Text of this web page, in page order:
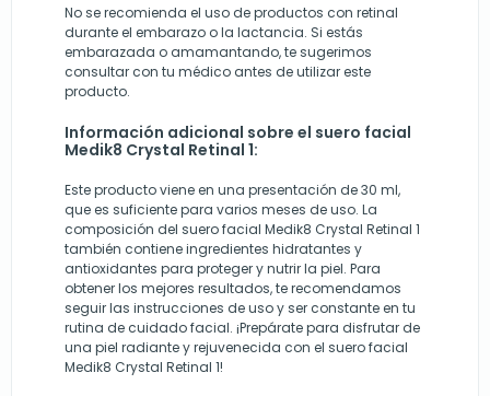
No se recomienda el uso de productos con retinal
durante el embarazo o la lactancia. Si estás
embarazada o amamantando, te sugerimos
consultar con tu médico antes de utilizar este
producto.
Información adicional sobre el suero facial
Medik8 Crystal Retinal 1:
Este producto viene en una presentación de 30 ml,
que es suficiente para varios meses de uso. La
composición del suero facial Medik8 Crystal Retinal 1
también contiene ingredientes hidratantes y
antioxidantes para proteger y nutrir la piel. Para
obtener los mejores resultados, te recomendamos
seguir las instrucciones de uso y ser constante en tu
rutina de cuidado facial. ¡Prepárate para disfrutar de
una piel radiante y rejuvenecida con el suero facial
Medik8 Crystal Retinal 1!